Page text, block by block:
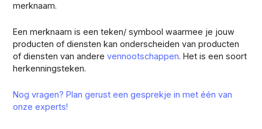
merknaam.
Een merknaam is een teken/ symbool waarmee je jouw
producten of diensten kan onderscheiden van producten
of diensten van anderevennootschappen. Het is een soort
herkenningsteken.
Nog vragen? Plan gerust een gesprekje in met één van
onze experts!